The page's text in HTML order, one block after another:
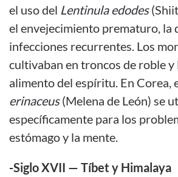
el uso del Lentinula edodes
el envejecimiento prematuro, la
infecciones recurrentes. Los
cultivaban en troncos de roble y
alimento del espíritu. En Corea,
erinaceus(Melena de León) se
específicamente para los
estómago y la mente.
-Siglo XVII — Tíbet y Himalaya